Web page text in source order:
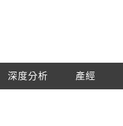
深度分析 產經